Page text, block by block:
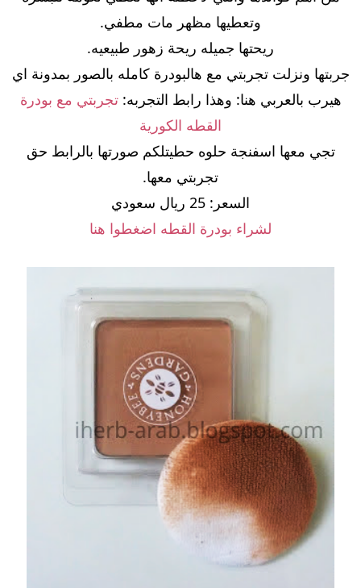
وتعطيها مظهر مات مطفي.
ريحتها جميله ريحة زهور طبيعيه.
جربتها ونزلت تجربتي مع هالبودرة كامله بالصور بمدونة اي
هيرب بالعربي هنا: وهذا رابط التجربه:تجربتي مع بودرة
القطه الكورية
تجي معها اسفنجة حلوه حطيتلكم صورتها بالرابط حق
تجربتي معها.
السعر: 25 ريال سعودي
لشراء بودرة القطه اضغطوا هنا